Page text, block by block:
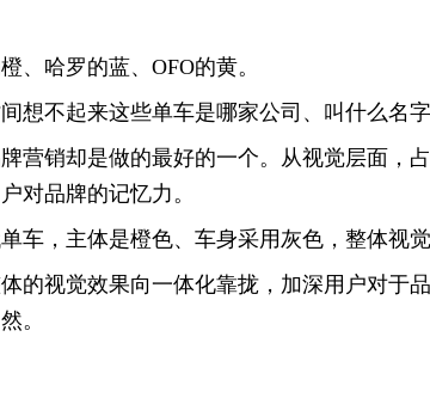
、哈罗的蓝、OFO的黄。
想不起来这些单车是哪家公司、叫什么名
营销却是做的最好的一个。从视觉层面，
对品牌的记忆力。
车，主体是橙色、车身采用灰色，整体视觉
的视觉效果向一体化靠拢，加深用户对于
。